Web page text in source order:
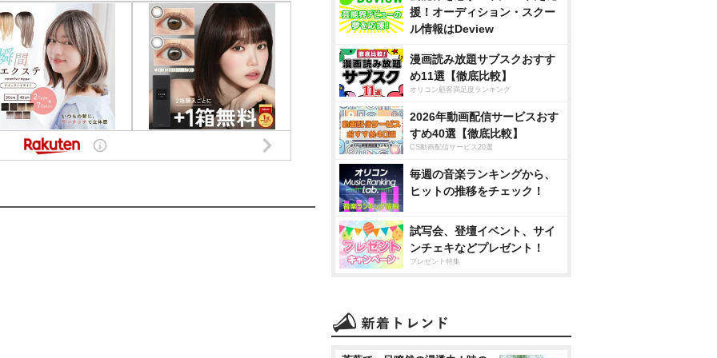
援！オーディション・スクー
ル情報はDeview
漫画読み放題サブスクおすす
め11選【徹底比較】
オリコン顧客満足度ランキング
2026年動画配信サービスおす
すめ40選【徹底比較】
CS動画配信サービス20選
毎週の音楽ランキングから、
ヒットの推移をチェック！
試写会、登壇イベント、サイ
ンチェキなどプレゼント！
プレゼント特集